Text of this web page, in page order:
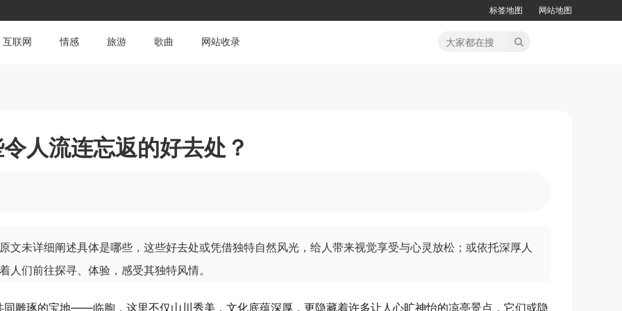
标签地图 网站地图
互联网 情感 旅游 歌曲 网站收录
人流连忘返的好去处？
文未详细阐述具体是哪些，这些好去处或凭借独特自然风光，给人带来视觉享受与心灵放松；或依托深厚人
们前往探寻、体验，感受其独特风情。
雕琢的宝地——临朐，这里不仅山川秀美，文化底蕴深厚，更隐藏着许多让人心旷神怡的凉亭景点，它们或隐